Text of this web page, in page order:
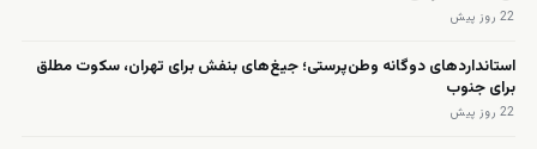
22 روز پیش
استانداردهای دوگانه وطن‌پرستی؛ جیغ‌های بنفش برای تهران، سکوت مطلق
برای جنوب
22 روز پیش